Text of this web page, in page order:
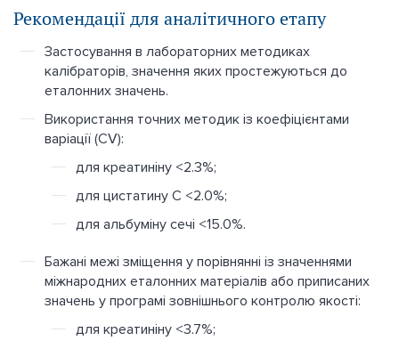
Рекомендації для аналітичного етапу
Застосування в лабораторних методиках
калібраторів, значення яких простежуються до
еталонних значень.
Використання точних методик із коефіцієнтами
варіації (CV):
для креатиніну <2.3%;
для цистатину С <2.0%;
для альбуміну сечі <15.0%.
Бажані межі зміщення у порівнянні із значеннями
міжнародних еталонних матеріалів або приписаних
значень у програмі зовнішнього контролю якості:
для креатиніну <3.7%;